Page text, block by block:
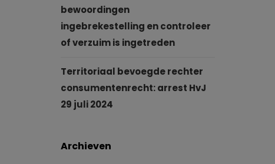
bewoordingen
ingebrekestelling en controleer
of verzuim is ingetreden
Territoriaal bevoegde rechter
consumentenrecht: arrest HvJ
29 juli 2024
Archieven